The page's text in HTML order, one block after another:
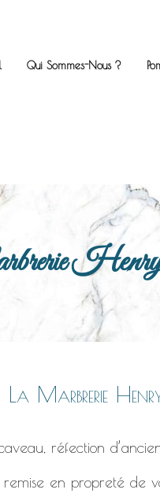
Qui Sommes-Nous ?
Henry
La Marbrerie
réfection
remise en propreté de